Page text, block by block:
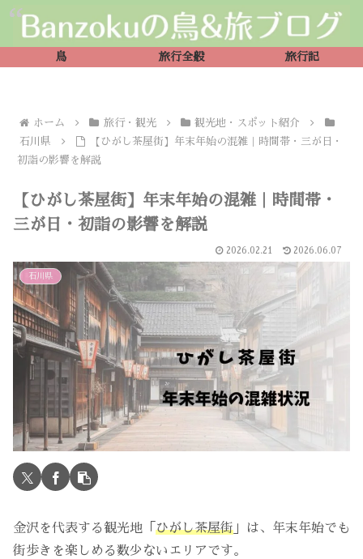
鳥 旅行全般 旅行記
ホーム 旅行・観光
観光地・スポット紹介
石川県
【ひがし茶屋街】年末年始の混雑｜時間帯・三が日・
初詣の影響を解説
【ひがし茶屋街】年末年始の混雑｜時間帯・
三が日・初詣の影響を解説
2026.02.21 2026.06.07
石川県
金沢を代表する観光地「 ひがし茶屋街 」は、年末年始でも
街歩きを楽しめる数少ないエリアです。